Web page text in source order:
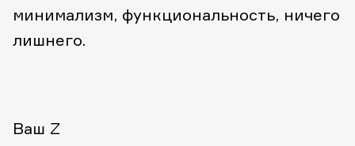
минимализм, функциональность, ничего
лишнего.
Ваш Z